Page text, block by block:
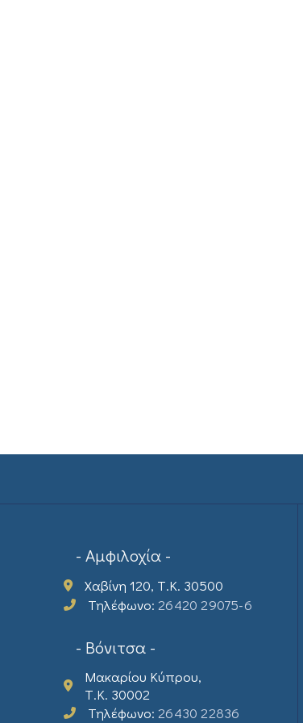
- Αμφιλοχία -
Χαβίνη 120, Τ.Κ. 30500
Τηλέφωνο:26420 29075-6
- Βόνιτσα -
Μακαρίου Κύπρου,
Τ.Κ. 30002
Τηλέφωνο:26430 22836